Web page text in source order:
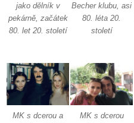
jako dělník v
pekárně, začátek
80. let 20. století
Becher klubu, asi
80. léta 20.
století
MK s dcerou a
MK s dcerou